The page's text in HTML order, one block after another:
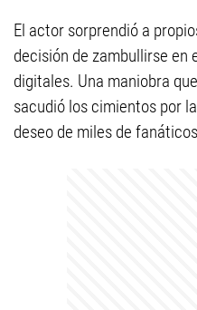
El actor sorprendió a
decisión de zambullirse en
digitales. Una maniobra
sacudió los cimientos por
deseo de miles de